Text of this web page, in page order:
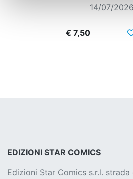
14/07/2026
€ 7,50
EDIZIONI STAR COMICS
Edizioni Star Comics s.r.l. strada